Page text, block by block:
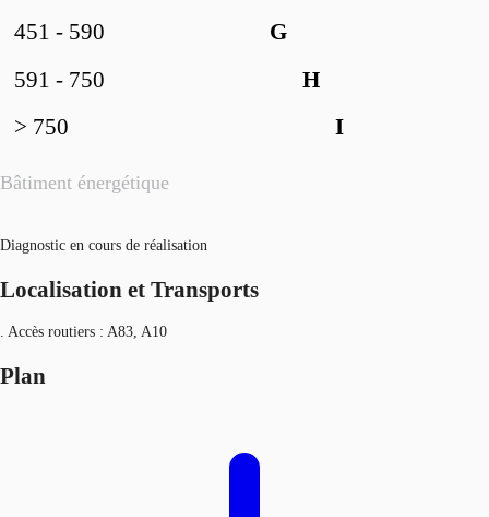
Bâtiment énergétique
G
451 - 590
H
591 - 750
I
> 750
Diagnostic en cours de réalisation
Localisation et Transports
. Accès routiers : A83, A10
Plan